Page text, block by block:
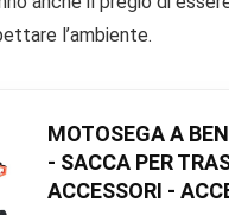
l’ambiente.
MOTOSEGA A
- SACCA PER
ACCESSORI -